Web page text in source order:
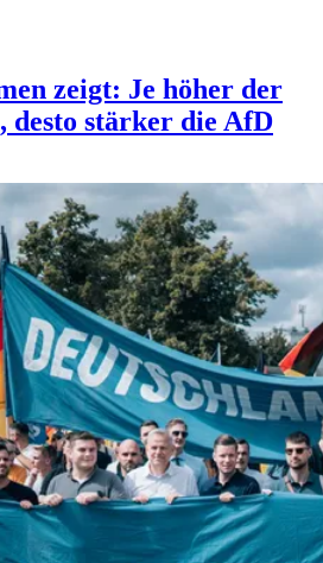
zeigt: Je höher der
stärker die AfD